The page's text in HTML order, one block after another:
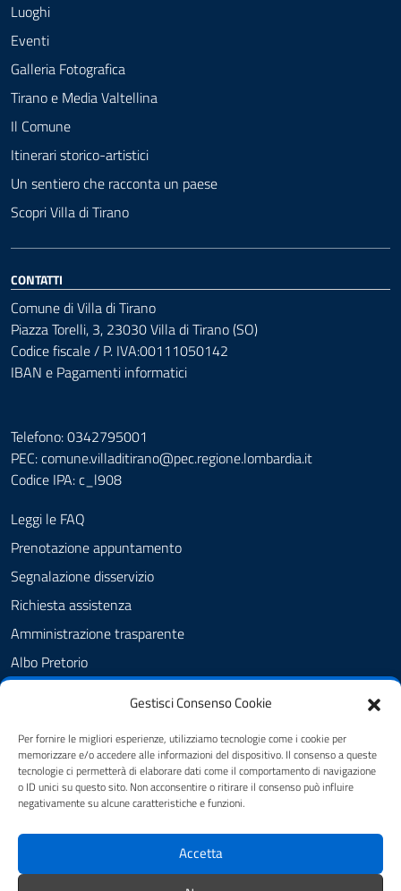
Gestisci Consenso Cookie
Per fornire le migliori esperienze, utilizziamo tecnologie come i cookie per
memorizzare e/o accedere alle informazioni del dispositivo. Il consenso a queste
tecnologie ci permetterà di elaborare dati come il comportamento di navigazione
o ID unici su questo sito. Non acconsentire o ritirare il consenso può influire
negativamente su alcune caratteristiche e funzioni.
Accetta
Luoghi
Eventi
Galleria Fotografica
Tirano e Media Valtellina
Il Comune
Itinerari storico-artistici
Un sentiero che racconta un paese
Scopri Villa di Tirano
CONTATTI
Comune di Villa di Tirano
Piazza Torelli, 3, 23030 Villa di Tirano (SO)
Codice fiscale / P. IVA:00111050142
IBAN e Pagamenti informatici
Telefono: 0342795001
PEC:comune.villaditirano@pec.regione.lombardia.it
Codice IPA: c_l908
Leggi le FAQ
Prenotazione appuntamento
Segnalazione disservizio
Richiesta assistenza
Amministrazione trasparente
Albo Pretorio
Dichiarazione di accessibilità
Note legali
SEGUICI SU
Facebook Instagram